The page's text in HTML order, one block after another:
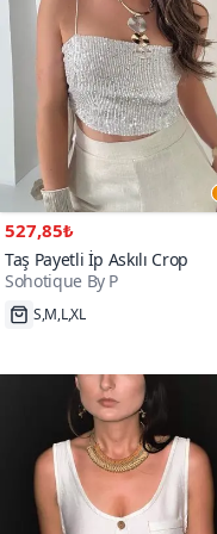
527,85₺
Taş Payetli İp Askılı Crop
Sohotique By P
S,M,L,XL